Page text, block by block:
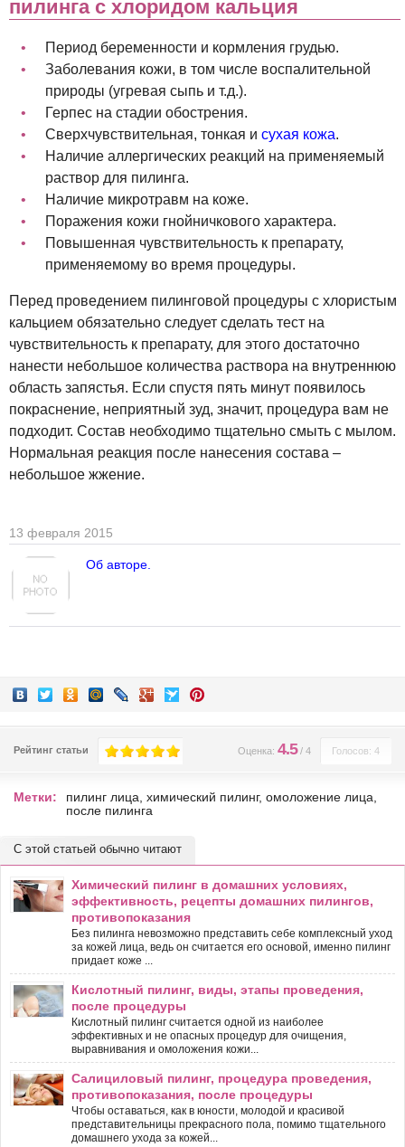
пилинга с хлоридом кальция
Период беременности и кормления грудью.
Заболевания кожи, в том числе воспалительной
природы (угревая сыпь и т.д.).
Герпес на стадии обострения.
Сверхчувствительная, тонкая и сухая кожа.
Наличие аллергических реакций на применяемый
раствор для пилинга.
Наличие микротравм на коже.
Поражения кожи гнойничкового характера.
Повышенная чувствительность к препарату,
применяемому во время процедуры.
Перед проведением пилинговой процедуры с хлористым
кальцием обязательно следует сделать тест на
чувствительность к препарату, для этого достаточно
нанести небольшое количества раствора на внутреннюю
область запястья. Если спустя пять минут появилось
покраснение, неприятный зуд, значит, процедура вам не
подходит. Состав необходимо тщательно смыть с мылом.
Нормальная реакция после нанесения состава –
небольшое жжение.
13 февраля 2015
Об авторе.
Рейтинг статьи Голосов: 4
Оценка: 4.5/ 4
Метки: пилинг лица химический пилинг, омоложение лица
после пилинга
С этой статьей обычно читают
Химический пилинг в домашних условиях,
эффективность, рецепты домашних пилингов,
противопоказания
Без пилинга невозможно представить себе комплексный уход
за кожей лица, ведь он считается его основой, именно пилинг
придает коже ...
Кислотный пилинг, виды, этапы проведения,
после процедуры
Кислотный пилинг считается одной из наиболее
эффективных и не опасных процедур для очищения,
выравнивания и омоложения кожи...
Салициловый пилинг, процедура проведения,
противопоказания, после процедуры
Чтобы оставаться, как в юности, молодой и красивой
представительницы прекрасного пола, помимо тщательного
домашнего ухода за кожей...